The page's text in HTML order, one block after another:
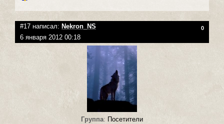
#17 написал: Nekron_NS 0
6 января 2012 00:18
Группа: Посетители